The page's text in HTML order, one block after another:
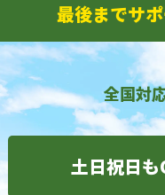
最後までサ
全国対
土日祝日